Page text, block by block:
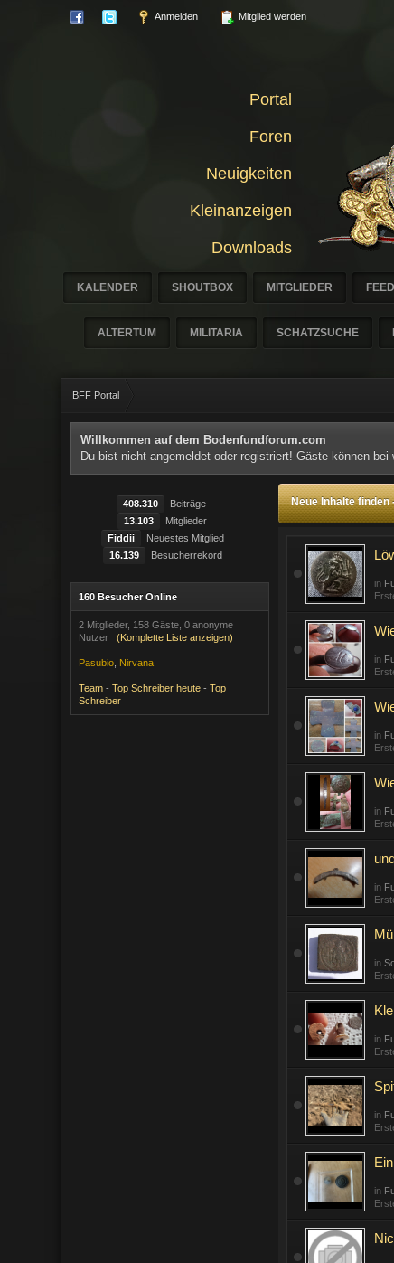
Anmelden Mitglied werden
Portal
Foren
Neuigkeiten
Kleinanzeigen
Downloads
KALENDER SHOUTBOX MITGLIEDER
ALTERTUM MILITARIA SCHATZSUCHE
BFF Portal
Willkommen auf dem Bodenfundforum.com
Du bist nicht angemeldet oder registriert! Gäste können
408.310
Beiträge
13.103
Mitglieder
Fiddii
Neuestes Mitglied
16.139
Besucherrekord
160 Besucher Online
2 Mitglieder, 158 Gäste, 0 anonyme
Nutzer(Komplette Liste anzeigen)
Pasubio Nirvana
Team -Top Schreiber heute -Top
Schreiber
Neue Inhalte finden
in
in
in
in
in
in
in
in
in